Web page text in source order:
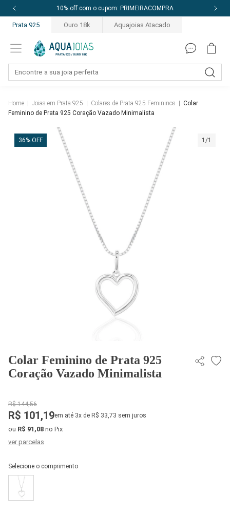
10% off com o cupom: PRIMEIRACOMPRA
Prata 925 Ouro 18k Aquajoias Atacado
Home Joias em Prata 925 Colares de Prata 925 Femininos
Colar
Feminino de Prata 925 Coração Vazado Minimalista
36% OFF 1/1
Colar Feminino de Prata 925
Coração Vazado Minimalista
R$ 144,56
R$ 101,19em até 3x de R$ 33,73 sem juros
ou R$ 91,08 no Pix
ver parcelas
Selecione o comprimento